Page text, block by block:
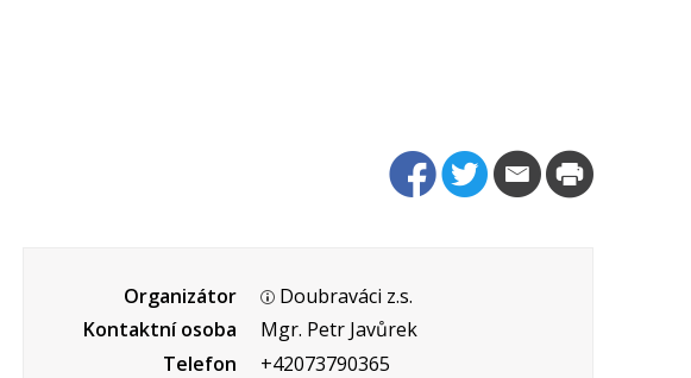
Organizátor
Doubraváci z.s.
Kontaktní osoba
Mgr. Petr Javůrek
Telefon
+42073790365